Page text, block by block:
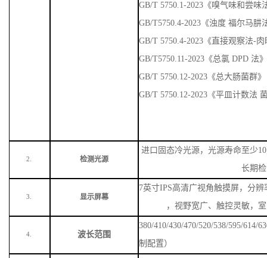
GB/T 5750.1-2023《嗅气味和尝味
GB/T5750.4-2023《浊度 福尔马肼
GB/T 5750.4-2023《直接观察法-
GB/T5750.11-2023《总氯 DPD 法
GB/T 5750.12-2023《总大肠菌群》
GB/T 5750.12-2023《平皿计数法
2. 检测光源
进口固态冷光源，光源寿命至少
长期
3. 显示屏幕
7英寸IPS高清广视角触摸屏，分
，视野宽广、触控灵敏，
4. 波长范围
380/410/430/470/520/538/595/614/
制配置）